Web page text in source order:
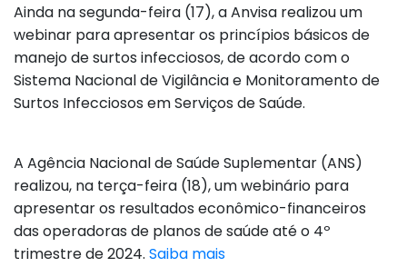
Ainda na segunda-feira (17), a Anvisa realizou um
webinar para apresentar os princípios básicos de
manejo de surtos infecciosos, de acordo com o
Sistema Nacional de Vigilância e Monitoramento de
Surtos Infecciosos em Serviços de Saúde.
A Agência Nacional de Saúde Suplementar (ANS)
realizou, na terça-feira (18), um webinário para
apresentar os resultados econômico-financeiros
das operadoras de planos de saúde até o 4º
trimestre de 2024. Saiba mais